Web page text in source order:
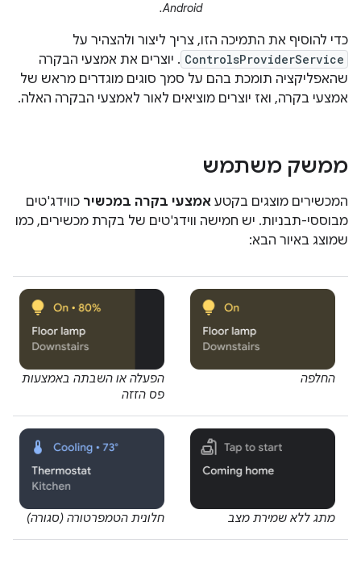
Android.
כדי להוסיף את התמיכה הזו, צריך ליצור ולהצהיר על
ControlsProviderService . יוצרים את אמצעי הבקרה
שהאפליקציה תומכת בהם על סמך סוגים מוגדרים מראש של
אמצעי בקרה, ואז יוצרים מוציאים לאור לאמצעי הבקרה האלה.
ממשק משתמש
המכשירים מוצגים בקטע אמצעי בקרה במכשיר כווידג'טים
מבוססי-תבניות. יש חמישה ווידג'טים של בקרת מכשירים, כמו
שמוצג באיור הבא:
החלפה
הפעלה או השבתה באמצעות
פס הזזה
מתג ללא שמירת מצב חלונית הטמפרטורה (סגורה)